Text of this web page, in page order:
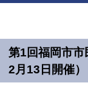
第1回福岡市
2月13日開催）